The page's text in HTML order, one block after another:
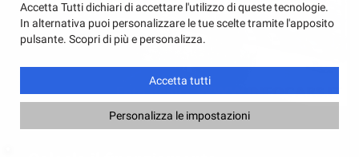
Accetta Tutti dichiari di accettare l'utilizzo di queste tecnologie.
In alternativa puoi personalizzare le tue scelte tramite l'apposito
pulsante. Scopri di più e personalizza.
Accetta tutti
Personalizza le impostazioni